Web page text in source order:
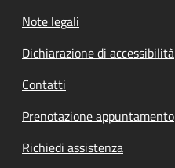
Note legali
Dichiarazione di accessibilità
Contatti
Prenotazione appuntamento
Richiedi assistenza